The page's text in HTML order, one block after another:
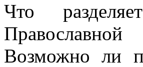
Что
Возможно ли